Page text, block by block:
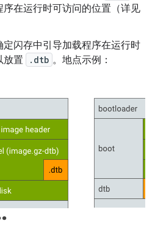
在运行时可访问的位置（详见
闪存中引导加载程序在运行时
放置
.dtb 。地点示例：